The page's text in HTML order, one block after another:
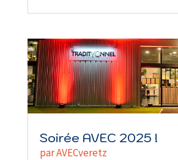
Soirée AVEC 2025 !
parAVECveretz